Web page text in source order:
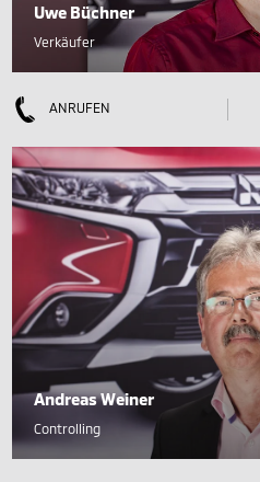
Uwe Büchner
Verkäufer
ANRUFEN
Andreas Weiner
Controlling